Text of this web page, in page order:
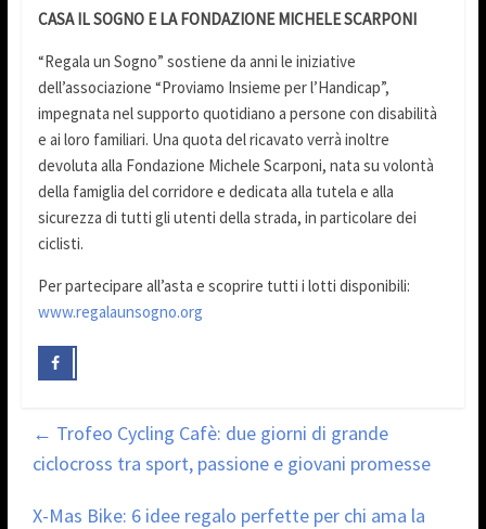
CASA IL SOGNO E LA FONDAZIONE MICHELE SCARPONI
“Regala un Sogno” sostiene da anni le iniziative
dell’associazione “Proviamo Insieme per l’Handicap”,
impegnata nel supporto quotidiano a persone con disabilità
e ai loro familiari. Una quota del ricavato verrà inoltre
devoluta alla Fondazione Michele Scarponi, nata su volontà
della famiglia del corridore e dedicata alla tutela e alla
sicurezza di tutti gli utenti della strada, in particolare dei
ciclisti.
Per partecipare all’asta e scoprire tutti i lotti disponibili:
www.regalaunsogno.org
← Trofeo Cycling Cafè: due giorni di grande
ciclocross tra sport, passione e giovani promesse
X-Mas Bike: 6 idee regalo perfette per chi ama la